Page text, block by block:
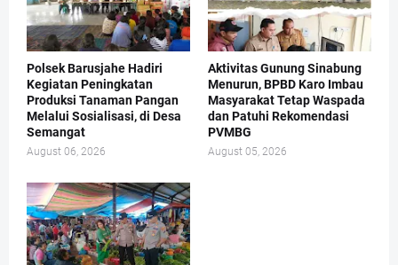
Polsek Barusjahe Hadiri
Kegiatan Peningkatan
Produksi Tanaman Pangan
Melalui Sosialisasi, di Desa
Semangat
August 06, 2026
Aktivitas Gunung Sinabung
Menurun, BPBD Karo Imbau
Masyarakat Tetap Waspada
dan Patuhi Rekomendasi
PVMBG
August 05, 2026